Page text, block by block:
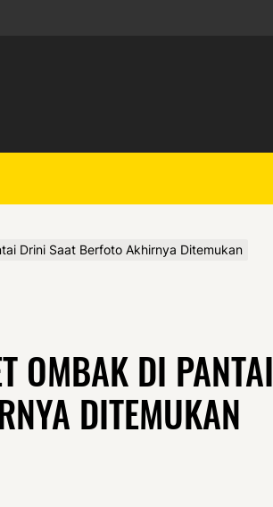
Drini Saat Berfoto Akhirnya Ditemukan
OMBAK DI PANTAI
DITEMUKAN